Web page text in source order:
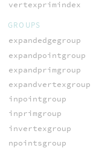
vertexprimindex
GROUPS
expandedgegroup
expandpointgroup
expandprimgroup
expandvertexgroup
inpointgroup
inprimgroup
invertexgroup
npointsgroup